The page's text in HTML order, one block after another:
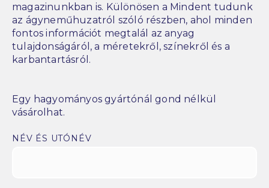
magazinunkban is. Különösen a Mindent tudunk
az ágyneműhuzatról szóló részben, ahol minden
fontos információt megtalál az anyag
tulajdonságáról, a méretekről, színekről és a
karbantartásról.
Egy hagyományos gyártónál gond nélkül
vásárolhat.
NÉV ÉS UTÓNÉV